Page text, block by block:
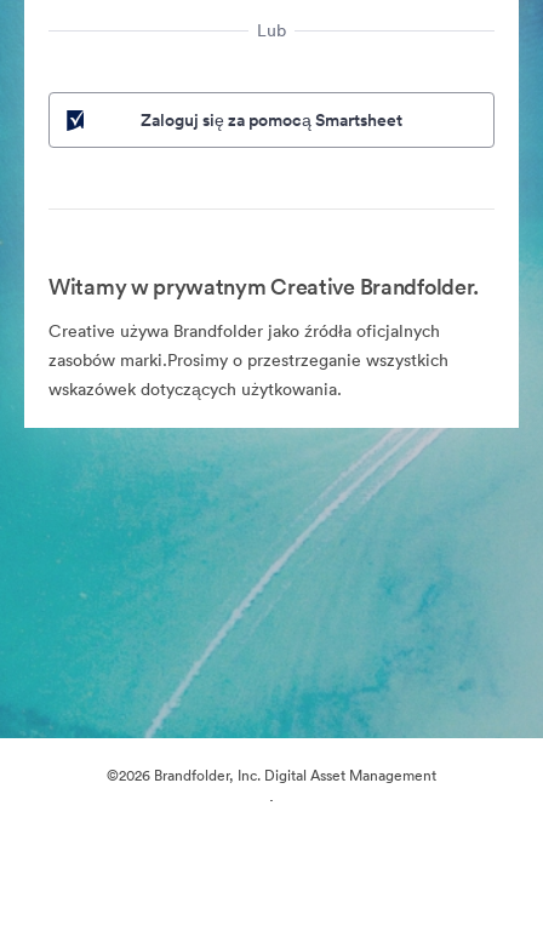
Lub
Zaloguj się za pomocą Smartsheet
Witamy w prywatnym Creative Brandfolder.
Creative używa Brandfolder jako źródła oficjalnych
zasobów marki.Prosimy o przestrzeganie wszystkich
wskazówek dotyczących użytkowania.
©2026 Brandfolder, Inc. Digital Asset Management
·